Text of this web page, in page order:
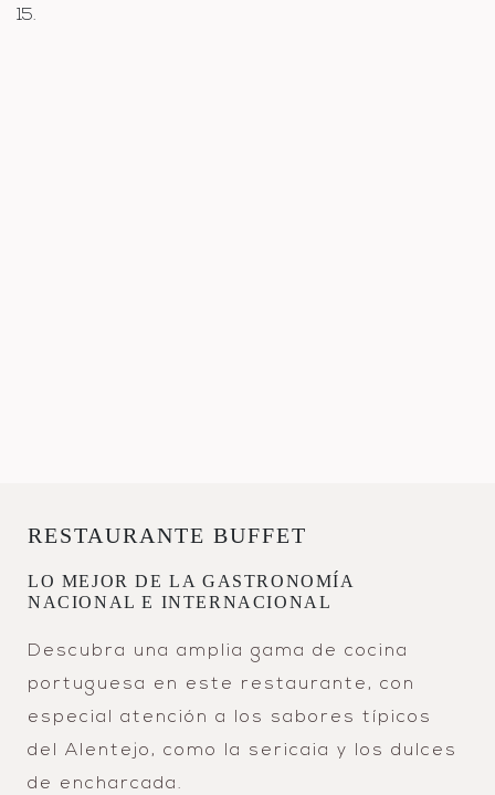
RESTAURANTE BUFFET
LO MEJOR DE LA GASTRONOMÍA
NACIONAL E INTERNACIONAL
Descubra una amplia gama de cocina
portuguesa en este restaurante, con
especial atención a los sabores típicos
del Alentejo, como la sericaia y los dulces
de encharcada.